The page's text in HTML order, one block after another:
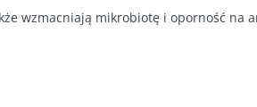
wzmacniają mikrobiotę i oporność na